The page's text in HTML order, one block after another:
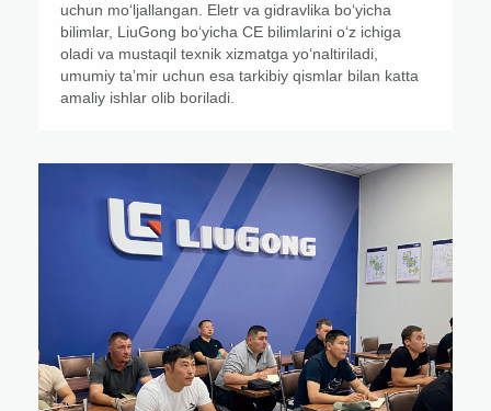
uchun moʻljallangan. Eletr va gidravlika boʻyicha
bilimlar, LiuGong boʻyicha CE bilimlarini oʻz ichiga
oladi va mustaqil texnik xizmatga yoʻnaltiriladi,
umumiy taʼmir uchun esa tarkibiy qismlar bilan katta
amaliy ishlar olib boriladi.